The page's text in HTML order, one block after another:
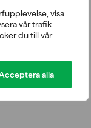
visa
vår trafik.
du till vår
alla
rack –
innehåller